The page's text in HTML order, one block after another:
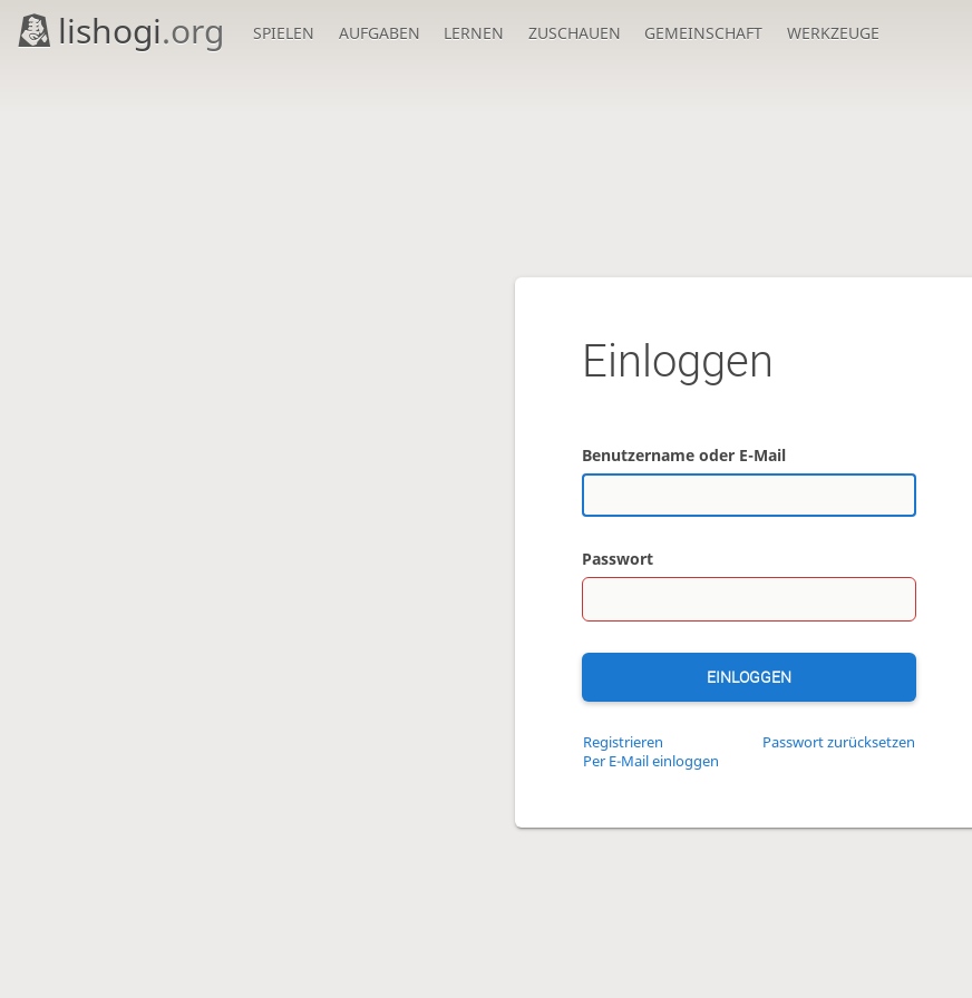
lishogi.org SPIELEN AUFGABEN LERNEN ZUSCHAUEN GEMEINSCHAFT WERKZEUGE
Einloggen
Benutzername oder E-Mail
Passwort
EINLOGGEN
Registrieren
Passwort zurücksetzen
Per E-Mail einloggen